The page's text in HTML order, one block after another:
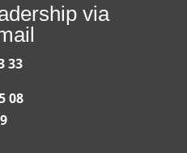
via
33
08